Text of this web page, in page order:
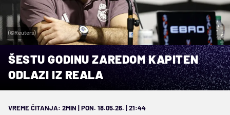
(©Reuters)
ŠESTU GODINU ZAREDOM KAPITEN
ODLAZI IZ REALA
VREME ČITANJA: 2MIN | PON. 18.05.26. | 21:44